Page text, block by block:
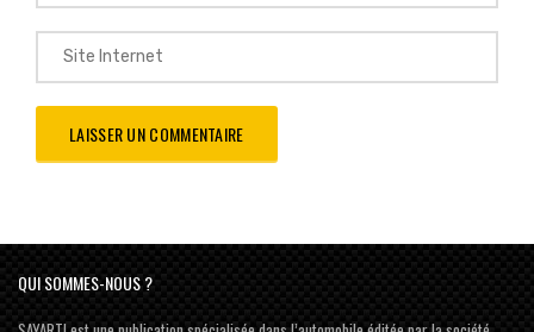
QUI SOMMES-NOUS ?